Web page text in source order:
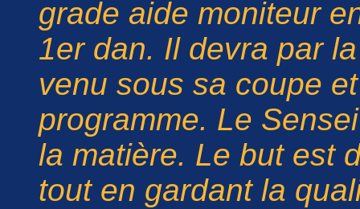
grade aide moniteur
1er dan. Il devra par
venu sous sa coupe
programme. Le
la matière. Le but est
tout en gardant la